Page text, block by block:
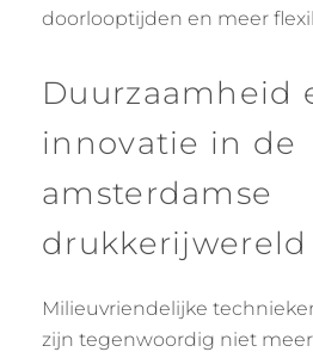
doorlooptijden en meer
Duurzaamheid
innovatie in de
amsterdamse
drukkerijwereld
Milieuvriendelijke
zijn tegenwoordig niet